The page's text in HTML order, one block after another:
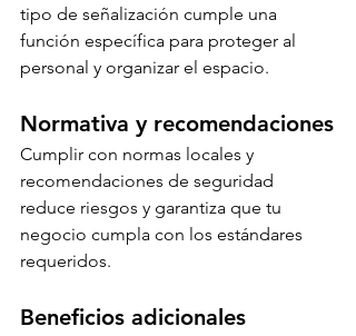
tipo de señalización cumple una
función específica para proteger al
personal y organizar el espacio.
Normativa y recomendaciones
Cumplir con normas locales y
recomendaciones de seguridad
reduce riesgos y garantiza que tu
negocio cumpla con los estándares
requeridos.
Beneficios adicionales